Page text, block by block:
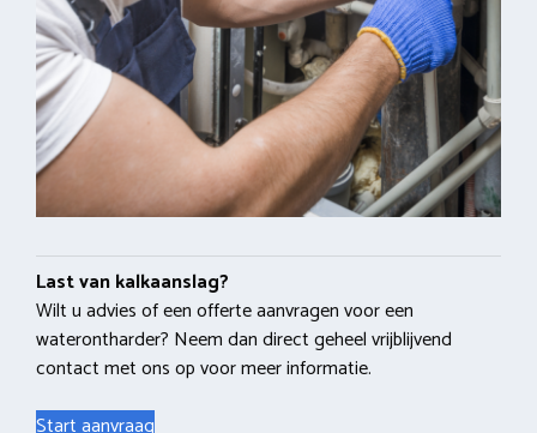
Last van kalkaanslag?
Wilt u advies of een offerte aanvragen voor een
waterontharder? Neem dan direct geheel vrijblijvend
contact met ons op voor meer informatie.